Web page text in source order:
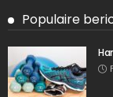
Populaire